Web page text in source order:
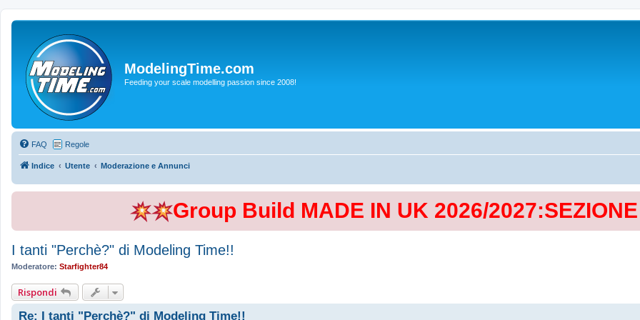
ModelingTime.com
Feeding your scale modelling passion since 2008!
FAQ Regole
Indice Utente Moderazione e Annunci
Group Build MADE IN UK 2026/
I tanti "Perchè?" di Modeling Time!!
Moderatore: Starfighter84
Rispondi
Re: I tanti "Perchè?" di Modeling Time!!